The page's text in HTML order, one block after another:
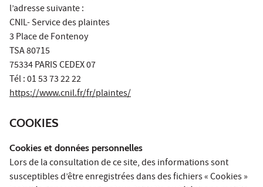
l’adresse suivante :
CNIL- Service des plaintes
3 Place de Fontenoy
TSA 80715
75334 PARIS CEDEX 07
Tél : 01 53 73 22 22
https://www.cnil.fr/fr/plaintes/
COOKIES
Cookies et données personnelles
Lors de la consultation de ce site, des informations sont
susceptibles d’être enregistrées dans des fichiers « Cookies »